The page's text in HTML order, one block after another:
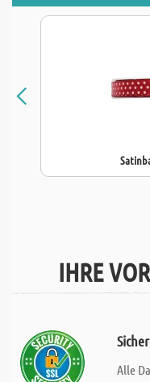
IHRE
Alle